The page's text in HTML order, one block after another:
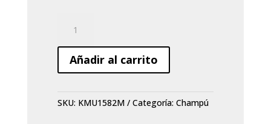
Kevin
Murphy
Hydrate-
me
40
Añadir al carrito
SKU: KMU1582M Categoría: Champú